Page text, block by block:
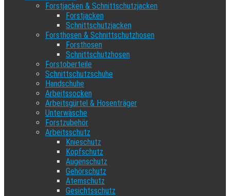
Forstjacken & Schnittschutzjacken
Forstjacken
Schnittschutzjacken
Forsthosen & Schnittschutzhosen
Forsthosen
Schnittschutzhosen
Forstoberteile
Schnittschutzschuhe
Handschuhe
Arbeitssocken
Arbeitsgürtel & Hosenträger
Unterwäsche
Forstzubehör
Arbeitsschutz
Knieschutz
Kopfschutz
Augenschutz
Gehörschutz
Atemschutz
Gesichtsschutz